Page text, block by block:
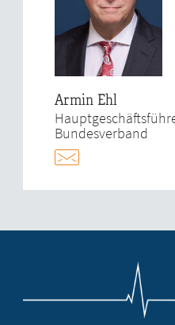
Armin Ehl
Bundesverband